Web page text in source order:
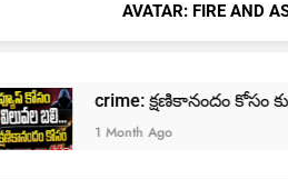
AVATAR: FIRE AND
crime: క్షణికానందం కోసం
1 Month Ago